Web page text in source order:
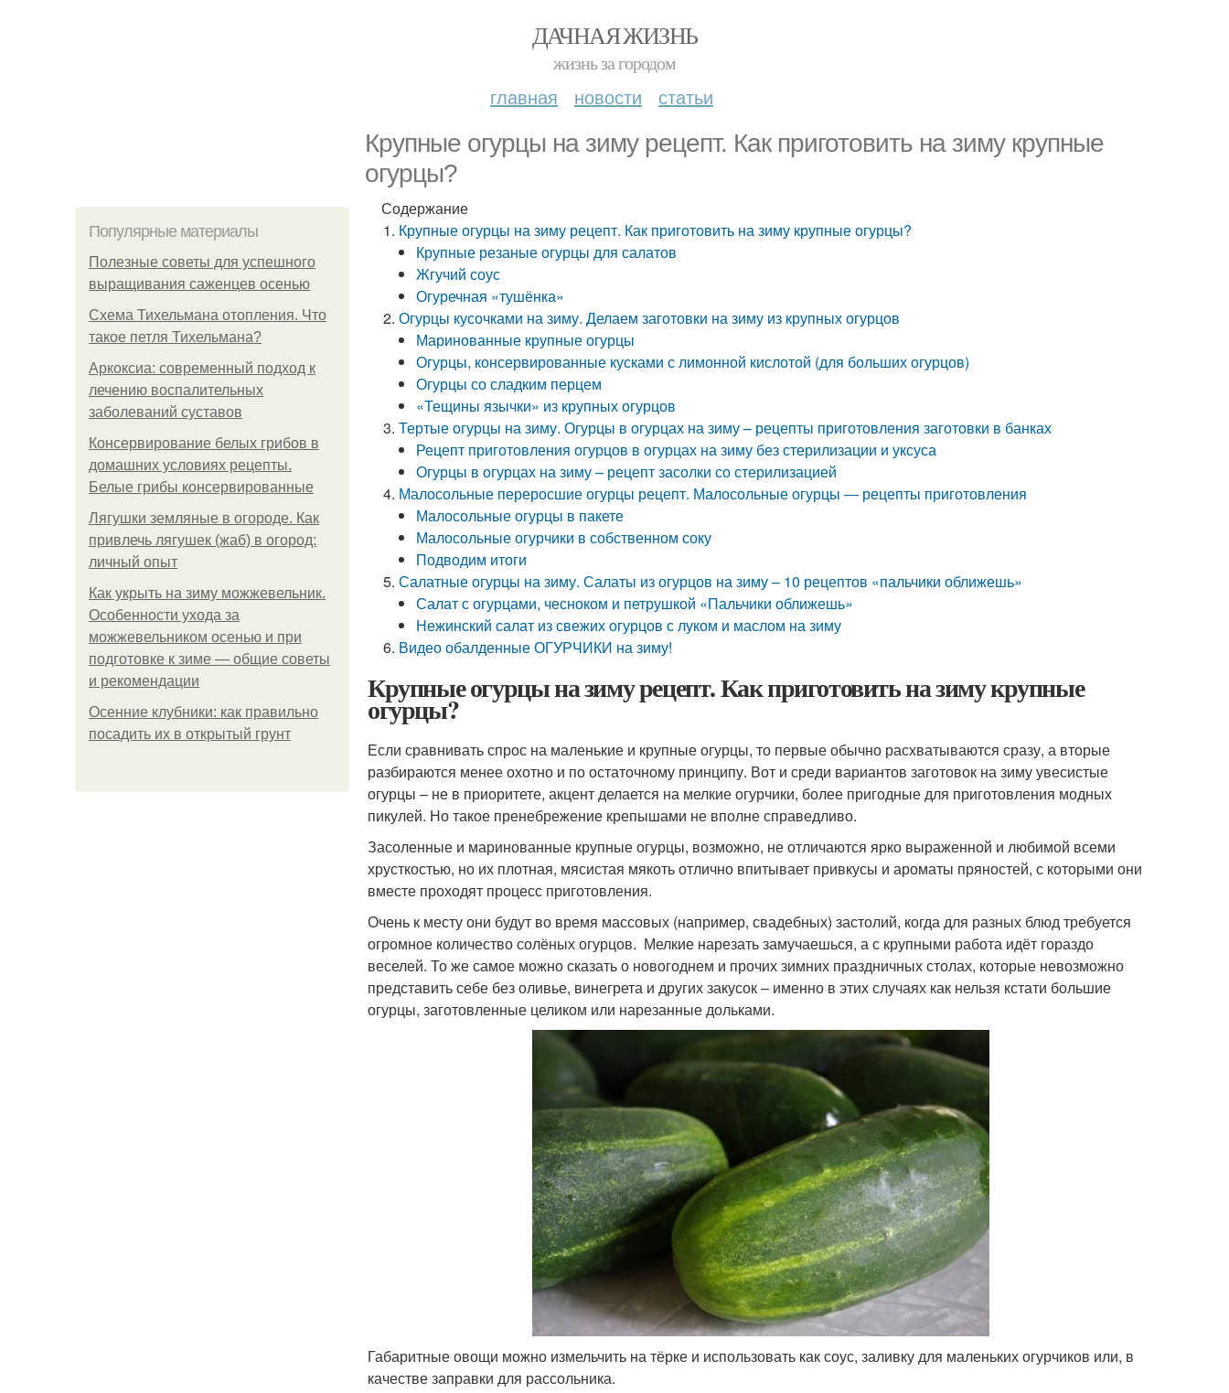
ДАЧНАЯ ЖИЗНЬ
жизнь за городом
главная новости статьи
Крупные огурцы на зиму рецепт. Как приготовить на зиму крупные
огурцы?
Популярные материалы
Полезные советы для успешного
выращивания саженцев осенью
Схема Тихельмана отопления. Что
такое петля Тихельмана?
Аркоксиа: современный подход к
лечению воспалительных
заболеваний суставов
Консервирование белых грибов в
домашних условиях рецепты.
Белые грибы консервированные
Лягушки земляные в огороде. Как
привлечь лягушек (жаб) в огород:
личный опыт
Как укрыть на зиму можжевельник.
Особенности ухода за
можжевельником осенью и при
подготовке к зиме — общие советы
и рекомендации
Осенние клубники: как правильно
посадить их в открытый грунт
Содержание
Крупные огурцы на зиму рецепт. Как приготовить на зиму крупные огурцы?
Крупные резаные огурцы для салатов
Жгучий соус
Огуречная «тушёнка»
Огурцы кусочками на зиму. Делаем заготовки на зиму из крупных огурцов
Маринованные крупные огурцы
Огурцы, консервированные кусками с лимонной кислотой (для больших огурцов)
Огурцы со сладким перцем
«Тещины язычки» из крупных огурцов
Тертые огурцы на зиму. Огурцы в огурцах на зиму – рецепты приготовления заготовки в банках
Рецепт приготовления огурцов в огурцах на зиму без стерилизации и уксуса
Огурцы в огурцах на зиму – рецепт засолки со стерилизацией
Малосольные переросшие огурцы рецепт. Малосольные огурцы — рецепты приготовления
Малосольные огурцы в пакете
Малосольные огурчики в собственном соку
Подводим итоги
Салатные огурцы на зиму. Салаты из огурцов на зиму – 10 рецептов «пальчики оближешь»
Салат с огурцами, чесноком и петрушкой «Пальчики оближешь»
Нежинский салат из свежих огурцов с луком и маслом на зиму
Видео обалденные ОГУРЧИКИ на зиму!
Крупные огурцы на зиму рецепт. Как приготовить на зиму крупные
огурцы?
Если сравнивать спрос на маленькие и крупные огурцы, то первые обычно расхватываются сразу, а вторые
разбираются менее охотно и по остаточному принципу. Вот и среди вариантов заготовок на зиму увесистые
огурцы – не в приоритете, акцент делается на мелкие огурчики, более пригодные для приготовления модных
пикулей. Но такое пренебрежение крепышами не вполне справедливо.
Засоленные и маринованные крупные огурцы, возможно, не отличаются ярко выраженной и любимой всеми
хрусткостью, но их плотная, мясистая мякоть отлично впитывает привкусы и ароматы пряностей, с которыми они
вместе проходят процесс приготовления.
Очень к месту они будут во время массовых (например, свадебных) застолий, когда для разных блюд требуется
огромное количество солёных огурцов. Мелкие нарезать замучаешься, а с крупными работа идёт гораздо
веселей. То же самое можно сказать о новогоднем и прочих зимних праздничных столах, которые невозможно
представить себе без оливье, винегрета и других закусок – именно в этих случаях как нельзя кстати большие
огурцы, заготовленные целиком или нарезанные дольками.
Габаритные овощи можно измельчить на тёрке и использовать как соус, заливку для маленьких огурчиков или, в
качестве заправки для рассольника.